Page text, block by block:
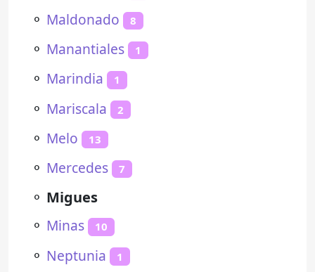
⚬ Maldonado 8
⚬ Manantiales 1
⚬ Marindia 1
⚬ Mariscala 2
⚬ Melo 13
⚬ Mercedes 7
⚬ Migues
⚬ Minas 10
⚬ Neptunia 1